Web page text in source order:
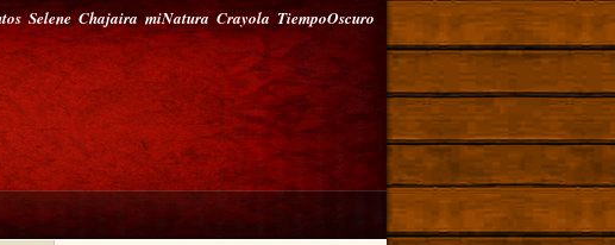
Selene Chajaira miNatura Crayola TiempoOscuro